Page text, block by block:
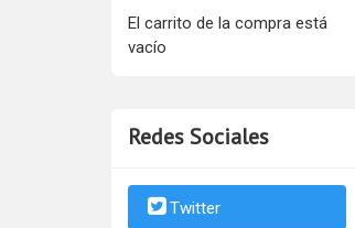
El carrito de la compra está
vacío
Redes Sociales
Twitter